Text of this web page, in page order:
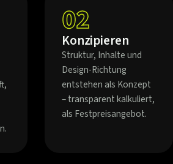
02
Konzipieren
Struktur, Inhalte und
Design-Richtung
entstehen als Konzept
– transparent kalkuliert,
als Festpreisangebot.